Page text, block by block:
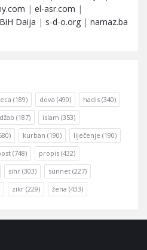
| el-asr.com |
Daija | s-d-o.org | namaz.ba
(189) dova (490) hadis (340)
(187) islam (353)
kurban (190) liječenje (190)
(748) propis (432)
sihr (303) sunnet (227)
zikr (229) žena (433)